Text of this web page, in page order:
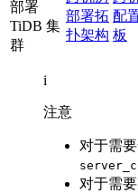
部署
TiDB 集
群
部署拓
扑架构
配
板
i
注意
对于需
对于需